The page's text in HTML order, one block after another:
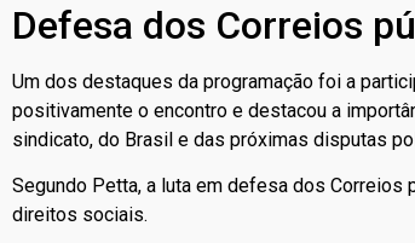
Defesa dos Correios
Um dos destaques da programação foi a
positivamente o encontro e destacou a
sindicato, do Brasil e das próximas disputas
Segundo Petta, a luta em defesa dos
direitos sociais.